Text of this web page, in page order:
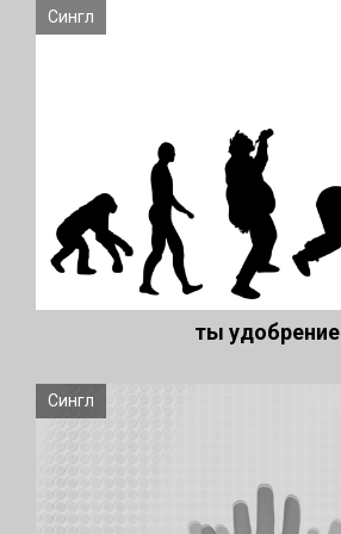
Сингл
ты удобрение
Сингл